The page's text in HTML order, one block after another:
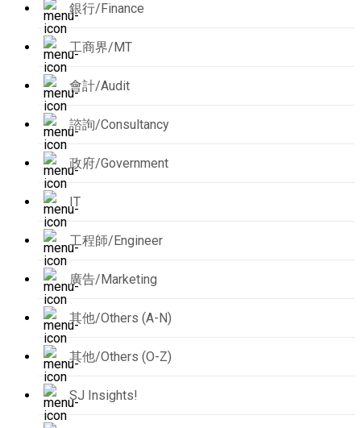
銀行/Finance
工商界/MT
會計/Audit
諮詢/Consultancy
政府/Government
IT
工程師/Engineer
廣告/Marketing
其他/Others (A-N)
其他/Others (O-Z)
SJ Insights!